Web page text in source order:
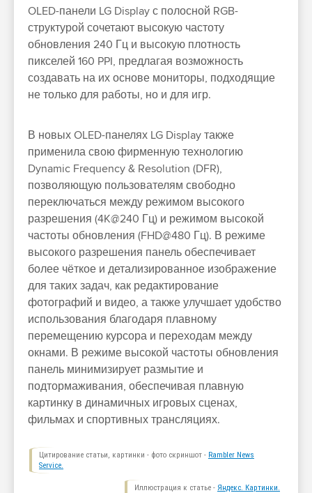
OLED-панели LG Display с полосной RGB-
структурой сочетают высокую частоту
обновления 240 Гц и высокую плотность
пикселей 160 PPI, предлагая возможность
создавать на их основе мониторы, подходящие
не только для работы, но и для игр.
В новых OLED-панелях LG Display также
применила свою фирменную технологию
Dynamic Frequency & Resolution (DFR),
позволяющую пользователям свободно
переключаться между режимом высокого
разрешения (4K@240 Гц) и режимом высокой
частоты обновления (FHD@480 Гц). В режиме
высокого разрешения панель обеспечивает
более чёткое и детализированное изображение
для таких задач, как редактирование
фотографий и видео, а также улучшает удобство
использования благодаря плавному
перемещению курсора и переходам между
окнами. В режиме высокой частоты обновления
панель минимизирует размытие и
подтормаживания, обеспечивая плавную
картинку в динамичных игровых сценах,
фильмах и спортивных трансляциях.
Цитирование статьи, картинки - фото скриншот - Rambler News
Service.
Иллюстрация к статье - Яндекс. Картинки.